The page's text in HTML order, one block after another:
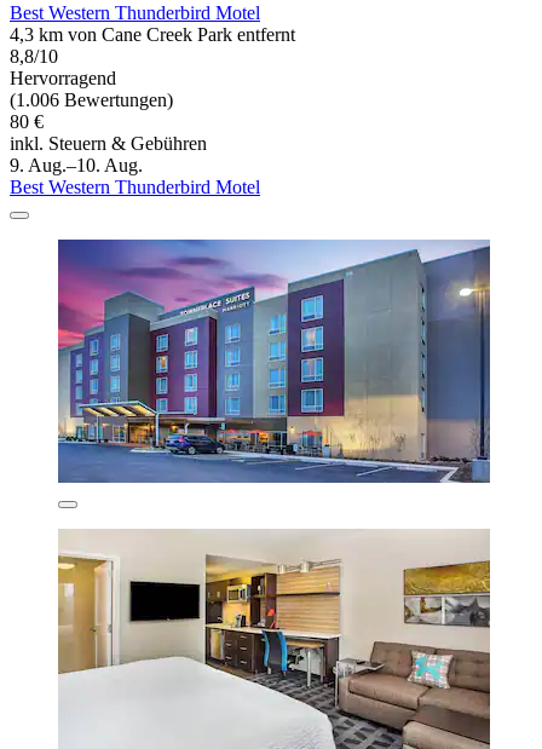
Best Western Thunderbird Motel
4,3 km von Cane Creek Park entfernt
8,8/10
Hervorragend
(1.006 Bewertungen)
80 €
inkl. Steuern & Gebühren
9. Aug.–10. Aug.
Best Western Thunderbird Motel